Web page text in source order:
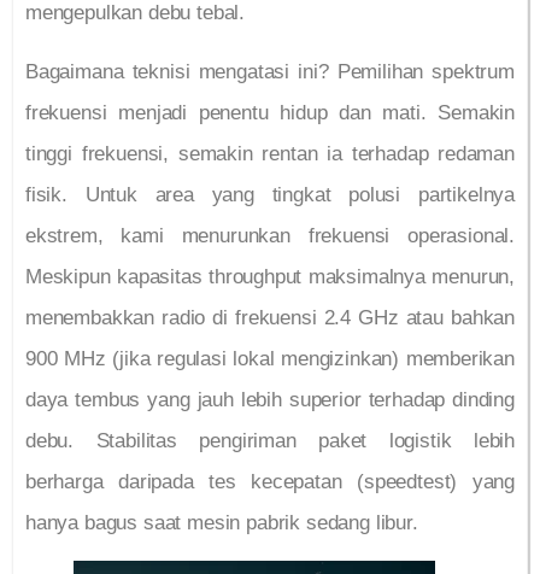
mengepulkan debu tebal.
Bagaimana teknisi mengatasi ini? Pemilihan spektrum
frekuensi menjadi penentu hidup dan mati. Semakin
tinggi frekuensi, semakin rentan ia terhadap redaman
fisik. Untuk area yang tingkat polusi partikelnya
ekstrem, kami menurunkan frekuensi operasional.
Meskipun kapasitas throughput maksimalnya menurun,
menembakkan radio di frekuensi 2.4 GHz atau bahkan
900 MHz (jika regulasi lokal mengizinkan) memberikan
daya tembus yang jauh lebih superior terhadap dinding
debu. Stabilitas pengiriman paket logistik lebih
berharga daripada tes kecepatan (speedtest) yang
hanya bagus saat mesin pabrik sedang libur.